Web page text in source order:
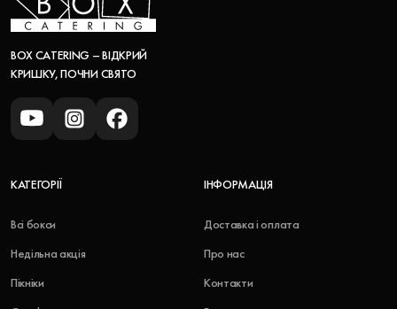
BOX CATERING – ВІДКРИЙ
КРИШКУ, ПОЧНИ СВЯТО
КАТЕГОРІЇ
Всі бокси
Недільна акція
Пікніки
ІНФОРМАЦІЯ
Доставка і оплата
Про нас
Контакти